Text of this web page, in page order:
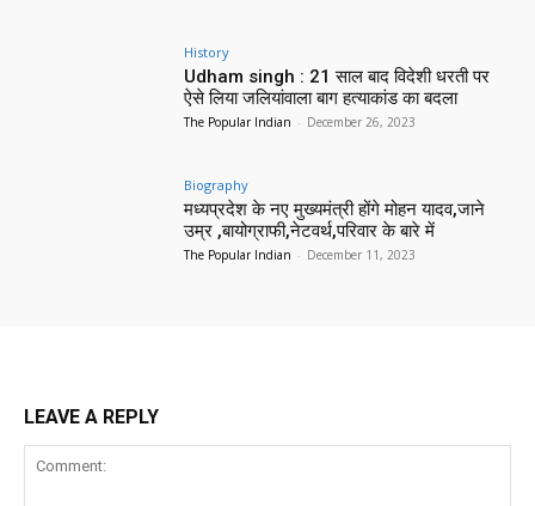
History
Udham singh : 21 साल बाद विदेशी धरती पर
ऐसे लिया जलियांवाला बाग हत्याकांड का बदला
The Popular Indian - December 26, 2023
Biography
मध्यप्रदेश के नए मुख्यमंत्री होंगे मोहन यादव,जाने
उम्र ,बायोग्राफी,नेटवर्थ,परिवार के बारे में
The Popular Indian - December 11, 2023
LEAVE A REPLY